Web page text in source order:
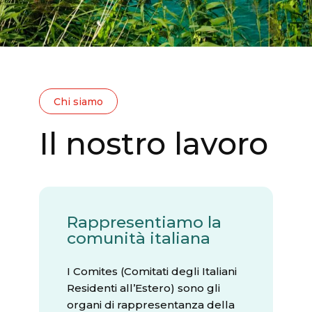
Chi siamo
Il nostro lavoro
Rappresentiamo la
comunità italiana
I Comites (Comitati degli Italiani
Residenti all’Estero) sono gli
organi di rappresentanza della